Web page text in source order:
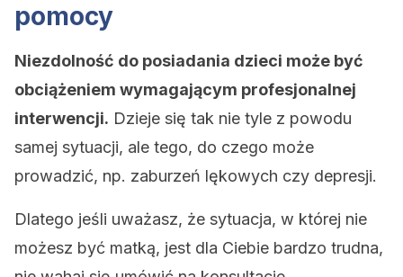
pomocy
Niezdolność do posiadania dzieci może być
obciążeniem wymagającym profesjonalnej
interwencji. Dzieje się tak nie tyle z powodu
samej sytuacji, ale tego, do czego może
prowadzić, np. zaburzeń lękowych czy depresji.
Dlatego jeśli uważasz, że sytuacja, w której nie
możesz być matką, jest dla Ciebie bardzo trudna,